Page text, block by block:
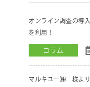
オンライン調査の導
を利用！
コラム
マルキユー㈱ 様より